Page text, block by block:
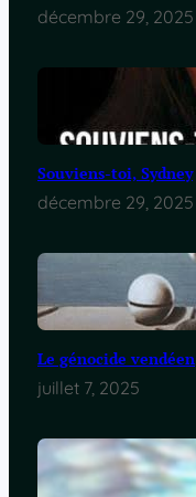
décembre 29, 2025
Souviens-toi, Sydney
décembre 29, 2025
Le génocide vendéen
juillet 7, 2025